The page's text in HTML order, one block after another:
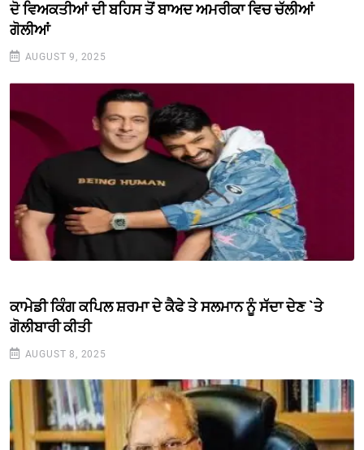
ਦੋ ਵਿਅਕਤੀਆਂ ਦੀ ਬਹਿਸ ਤੋਂ ਬਾਅਦ ਅਮਰੀਕਾ ਵਿਚ ਚੱਲੀਆਂ
ਗੋਲੀਆਂ
AUGUST 9, 2025
ਕਾਮੇਡੀ ਕਿੰਗ ਕਪਿਲ ਸ਼ਰਮਾ ਦੇ ਕੈਫੇ ਤੇ ਸਲਮਾਨ ਨੂੰ ਸੱਦਾ ਦੇਣ `ਤੇ
ਗੋਲੀਬਾਰੀ ਕੀਤੀ
AUGUST 8, 2025